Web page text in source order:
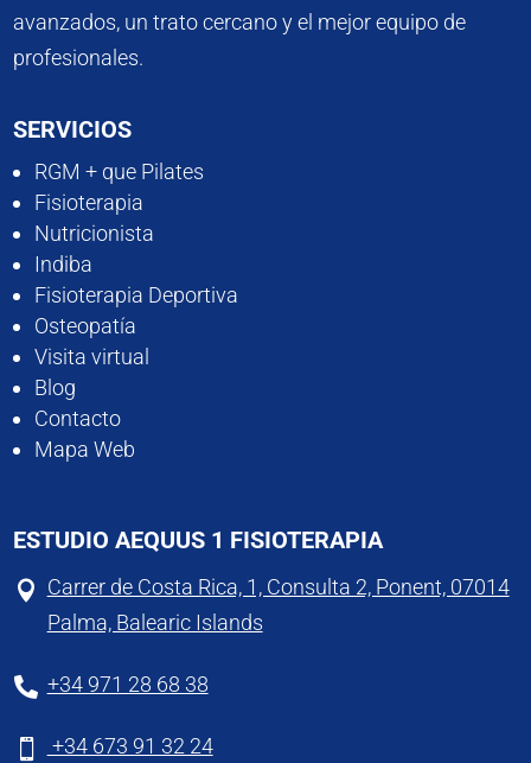
avanzados, un trato cercano y el mejor equipo de
profesionales.
SERVICIOS
RGM + que Pilates
Fisioterapia
Nutricionista
Indiba
Fisioterapia Deportiva
Osteopatía
Visita virtual
Blog
Contacto
Mapa Web
ESTUDIO AEQUUS 1 FISIOTERAPIA
 Carrer de Costa Rica, 1, Consulta 2, Ponent, 07014
Palma, Balearic Islands
 +34 971 28 68 38
 +34 673 91 32 24